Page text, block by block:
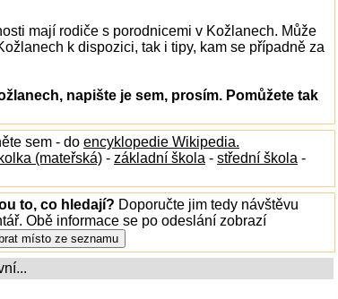
mají rodiče s porodnicemi v Kožlanech. Může
k dispozici, tak i tipy, kam se případně za
napište je sem, prosím. Pomůžete tak
sem - do encyklopedie Wikipedia.
(mateřská) - základní škola - střední škola -
to, co hledají? Doporučte jim tedy návštěvu
Obě informace se po odeslání zobrazí